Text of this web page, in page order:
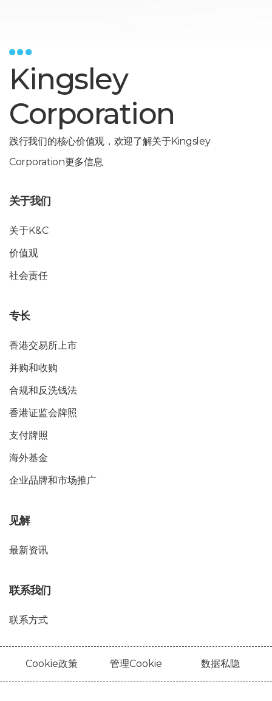
Kingsley
Corporation
践行我们的核心价值观，欢迎了解关于Kingsley
Corporation更多信息
关于我们
关于K&C
价值观
社会责任
专长
香港交易所上市
并购和收购
合规和反洗钱法
香港证监会牌照
支付牌照
海外基金
企业品牌和市场推广
见解
最新资讯
联系我们
联系方式
Cookie政策 管理Cookie 数据私隐